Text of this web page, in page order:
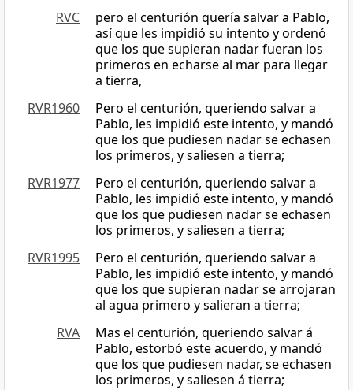
RVC
pero el centurión quería salvar a Pablo,
así que les impidió su intento y ordenó
que los que supieran nadar fueran los
primeros en echarse al mar para llegar
a tierra,
RVR1960
Pero el centurión, queriendo salvar a
Pablo, les impidió este intento, y mandó
que los que pudiesen nadar se echasen
los primeros, y saliesen a tierra;
RVR1977
Pero el centurión, queriendo salvar a
Pablo, les impidió este intento, y mandó
que los que pudiesen nadar se echasen
los primeros, y saliesen a tierra;
RVR1995
Pero el centurión, queriendo salvar a
Pablo, les impidió este intento, y mandó
que los que supieran nadar se arrojaran
al agua primero y salieran a tierra;
RVA
Mas el centurión, queriendo salvar á
Pablo, estorbó este acuerdo, y mandó
que los que pudiesen nadar, se echasen
los primeros, y saliesen á tierra;